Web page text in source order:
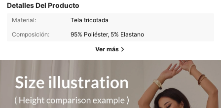
Detalles Del Producto
Material:
Tela tricotada
Composición:
95% Poliéster, 5% Elastano
Ver más